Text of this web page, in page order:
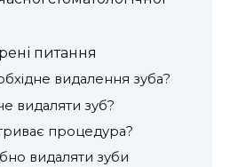
питання
видалення зуба?
видаляти зуб?
процедура?
видаляти зуби